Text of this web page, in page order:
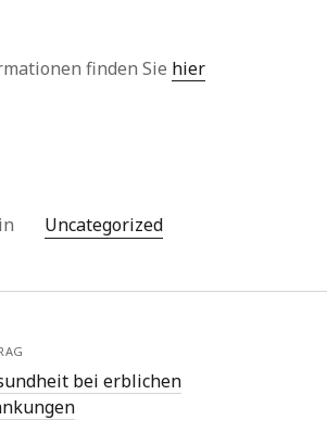
finden Sie hier
Uncategorized
bei erblichen